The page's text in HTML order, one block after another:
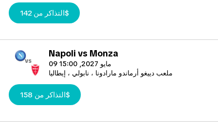
التذاكر من 142$
vs
Napoli vs Monza
09 مايو 2027, 15:00
ملعب دييغو أرماندو مارادونا ، نابولي ، إيطاليا
التذاكر من 158$